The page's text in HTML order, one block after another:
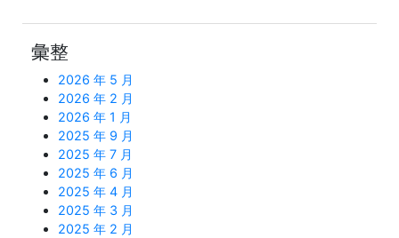
彙整
2026 年 5 月
2026 年 2 月
2026 年 1 月
2025 年 9 月
2025 年 7 月
2025 年 6 月
2025 年 4 月
2025 年 3 月
2025 年 2 月